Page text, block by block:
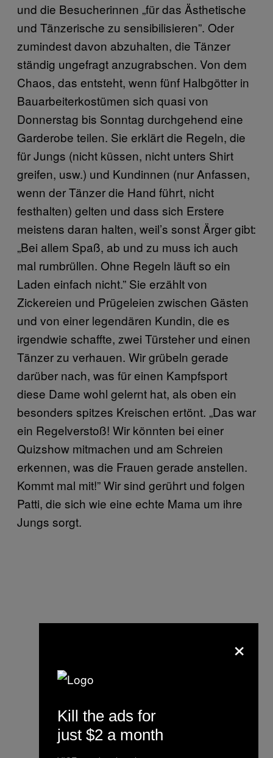
und die Besucherinnen „für das Ästhetische
und Tänzerische zu sensibilisieren”. Oder
zumindest davon abzuhalten, die Tänzer
ständig ungefragt anzugrabschen. Von dem
Chaos, das entsteht, wenn fünf Halbgötter in
Bauarbeiterkostümen sich quasi von
Donnerstag bis Sonntag durchgehend eine
Garderobe teilen. Sie erklärt die Regeln, die
für Jungs (nicht küssen, nicht unters Shirt
greifen, usw.) und Kundinnen (nur Anfassen,
wenn der Tänzer die Hand führt, nicht
festhalten) gelten und dass sich Erstere
meistens daran halten, weil’s sonst Ärger gibt:
„Bei allem Spaß, ab und zu muss ich auch
mal rumbrüllen. Ohne Regeln läuft so ein
Laden einfach nicht.” Sie erzählt von
Zickereien und Prügeleien zwischen Gästen
und von einer legendären Kundin, die es
irgendwie schaffte, zwei Türsteher und einen
Tänzer zu verhauen. Wir grübeln gerade
darüber nach, was für einen Kampfsport
diese Dame wohl gelernt hat, als oben ein
besonders spitzes Kreischen ertönt. „Das war
ein Regelverstoß! Wir könnten bei einer
Quizshow mitmachen und am Schreien
erkennen, was die Frauen gerade anstellen.
Kommt mal mit!” Wir sind gerührt und folgen
Patti, die sich wie eine echte Mama um ihre
Jungs sorgt.
×
Kill the ads for
just $2 a month